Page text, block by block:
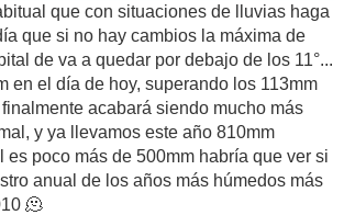
que con situaciones de lluvias haga
que si no hay cambios la máxima de
de va a quedar por debajo de los 11°...
en el día de hoy, superando los 113mm
acabará siendo mucho más
y ya llevamos este año 810mm
es poco más de 500mm habría que ver si
anual de los años más húmedos más
🫠